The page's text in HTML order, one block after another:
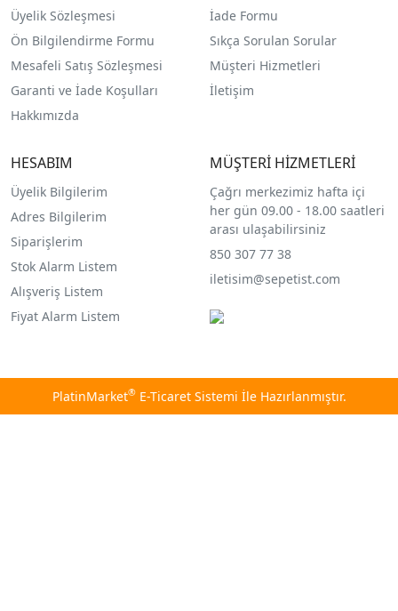
Üyelik Sözleşmesi
Ön Bilgilendirme Formu
Mesafeli Satış Sözleşmesi
Garanti ve İade Koşulları
Hakkımızda
İade Formu
Sıkça Sorulan Sorular
Müşteri Hizmetleri
İletişim
HESABIM
Üyelik Bilgilerim
Adres Bilgilerim
Siparişlerim
Stok Alarm Listem
Alışveriş Listem
Fiyat Alarm Listem
MÜŞTERİ HİZMETLERİ
Çağrı merkezimiz hafta içi
her gün 09.00 - 18.00 saatleri
arası ulaşabilirsiniz
850 307 77 38
iletisim@sepetist.com
PlatinMarket®E-Ticaret Sistemi İle Hazırlanmıştır.